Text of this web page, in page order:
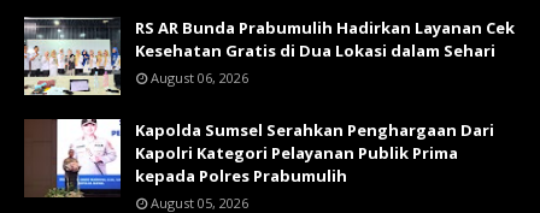
RS AR Bunda Prabumulih Hadirkan Layanan Cek
Kesehatan Gratis di Dua Lokasi dalam Sehari
August 06, 2026
Kapolda Sumsel Serahkan Penghargaan Dari
Kapolri Kategori Pelayanan Publik Prima
kepada Polres Prabumulih
August 05, 2026